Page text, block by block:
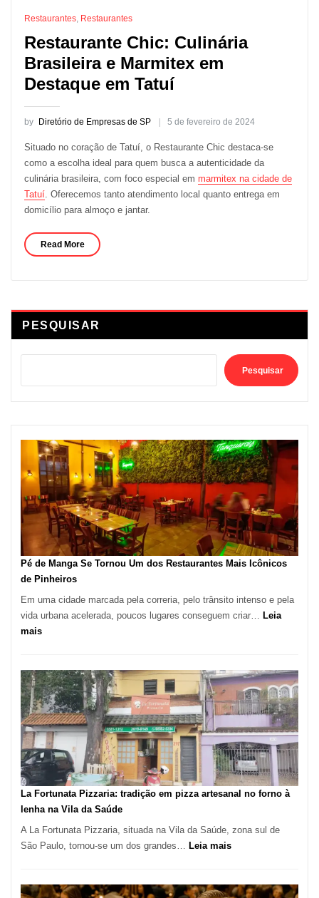
Restaurantes, Restaurantes
Restaurante Chic: Culinária
Brasileira e Marmitex em
Destaque em Tatuí
by Diretório de Empresas de SP 5 de fevereiro de 2024
Situado no coração de Tatuí, o Restaurante Chic destaca-se
como a escolha ideal para quem busca a autenticidade da
culinária brasileira, com foco especial em marmitex na cidade de
Tatuí. Oferecemos tanto atendimento local quanto entrega em
domicílio para almoço e jantar.
Read More
PESQUISAR
Pesquisar
Pé de Manga Se Tornou Um dos Restaurantes Mais Icônicos
de Pinheiros
Em uma cidade marcada pela correria, pelo trânsito intenso e pela
vida urbana acelerada, poucos lugares conseguem criar…
Leia
mais:
Manga
Se
Tornou
Um
dos
Restaurantes
Mais
Icônicos
La Fortunata Pizzaria: tradição em pizza artesanal no forno à
lenha na Vila da Saúde
A La Fortunata Pizzaria, situada na Vila da Saúde, zona sul de
São Paulo, tornou-se um dos grandes… Leia mais:
Pizzaria: